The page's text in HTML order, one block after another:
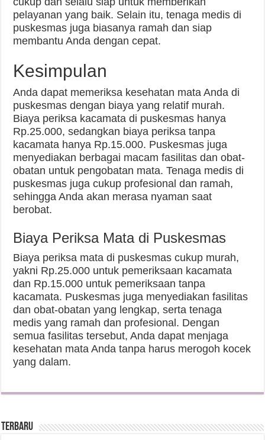
pelayanan yang baik. Selain itu, tenaga medis di
puskesmas juga biasanya ramah dan siap
membantu Anda dengan cepat.
Kesimpulan
Anda dapat memeriksa kesehatan mata Anda di
puskesmas dengan biaya yang relatif murah.
Biaya periksa kacamata di puskesmas hanya
Rp.25.000, sedangkan biaya periksa tanpa
kacamata hanya Rp.15.000. Puskesmas juga
menyediakan berbagai macam fasilitas dan obat-
obatan untuk pengobatan mata. Tenaga medis di
puskesmas juga cukup profesional dan ramah,
sehingga Anda akan merasa nyaman saat
berobat.
Biaya Periksa Mata di Puskesmas
Biaya periksa mata di puskesmas cukup murah,
yakni Rp.25.000 untuk pemeriksaan kacamata
dan Rp.15.000 untuk pemeriksaan tanpa
kacamata. Puskesmas juga menyediakan fasilitas
dan obat-obatan yang lengkap, serta tenaga
medis yang ramah dan profesional. Dengan
semua fasilitas tersebut, Anda dapat menjaga
kesehatan mata Anda tanpa harus merogoh kocek
yang dalam.
Terbaru